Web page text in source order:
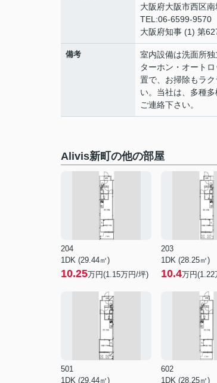
大阪府大阪市西区
TEL:06-6599-9570
大阪府知事 (1) 第
備考
室内設備は洗面所
ターホン・オート
置で、お掃除もラ
い。当社は、多種
ご連絡下さい。
Alivis新町の他の部屋
204
1DK (29.44㎡)
10.25万円(1.15万円/坪)
203
1DK (28.25㎡)
10.4万円(1.22
501
1DK (29.44㎡)
602
1DK (28.25㎡)